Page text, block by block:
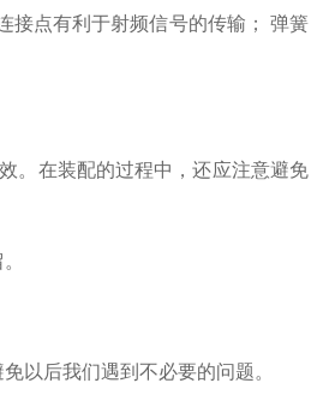
接点有利于射频信号的传输 ；
弹簧
。在装配的过程中，还应注意避免
以后我们遇到不必要的问题。